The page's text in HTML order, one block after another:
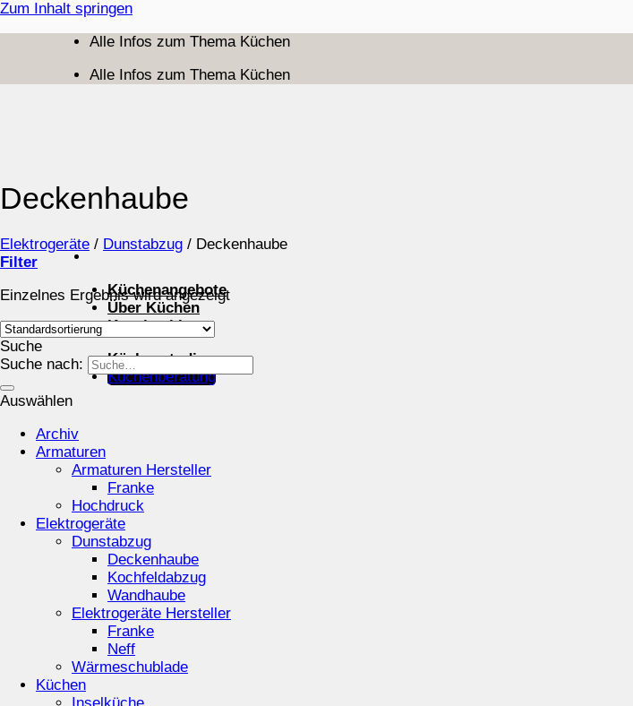
Zum Inhalt springen
Alle Infos zum Thema Küchen
Alle Infos zum Thema Küchen
Küchenangebote
Über Küchen
Kuechenblog
Küchenstudios
Küchenberatung
Deckenhaube
Elektrogeräte / Dunstabzug / Deckenhaube
Filter
Einzelnes Ergebnis wird angezeigt
Suche
Suche nach:
Auswählen
Archiv
Armaturen
Armaturen Hersteller
Franke
Hochdruck
Elektrogeräte
Dunstabzug
Deckenhaube
Kochfeldabzug
Wandhaube
Elektrogeräte Hersteller
Franke
Neff
Wärmeschublade
Küchen